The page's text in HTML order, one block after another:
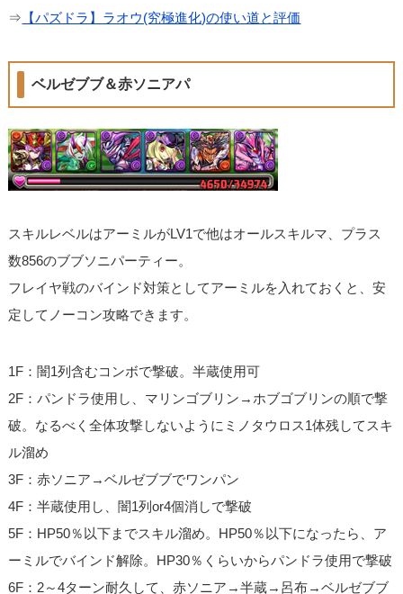
⇒ 【パズドラ】ラオウ(究極進化)の使い道と評価
ベルゼブブ＆赤ソニアパ
スキルレベルはアーミルがLV1で他はオールスキルマ、プラス
数856のブブソニパーティー。
フレイヤ戦のバインド対策としてアーミルを入れておくと、安
定してノーコン攻略できます。
1F：闇1列含むコンボで撃破。半蔵使用可
2F：パンドラ使用し、マリンゴブリン→ホブゴブリンの順で撃
破。なるべく全体攻撃しないようにミノタウロス1体残してスキ
ル溜め
3F：赤ソニア→ベルゼブブでワンパン
4F：半蔵使用し、闇1列or4個消しで撃破
5F：HP50％以下までスキル溜め。HP50％以下になったら、ア
ーミルでバインド解除。HP30％くらいからパンドラ使用で撃破
6F：2～4ターン耐久して、赤ソニア→半蔵→呂布→ベルゼブブ